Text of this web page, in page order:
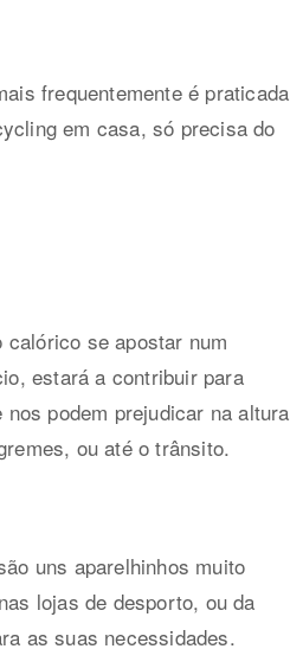
frequentemente é praticada
em casa, só precisa do
se apostar num
estará a contribuir para
podem prejudicar na altura
ou até o trânsito.
uns aparelhinhos muito
lojas de desporto, ou da
as suas necessidades.